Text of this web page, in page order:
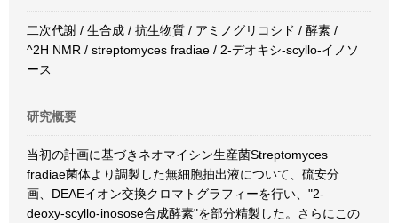
二次代謝 / 生合成 / 抗生物質 / アミノグリコシド / 酵素 /
^2H NMR / streptomyces fradiae / 2-デオキシ-scyllo-イノソ
ース
研究概要
当初の計画に基づきネオマイシン生産菌Streptomyces
fradiae菌体より調製した無細胞抽出液について、硫安分
画、DEAEイオン交換クロマトグラフィーを行い、"2-
deoxy-scyllo-inosose合成酵素"を部分精製した。さらにこの